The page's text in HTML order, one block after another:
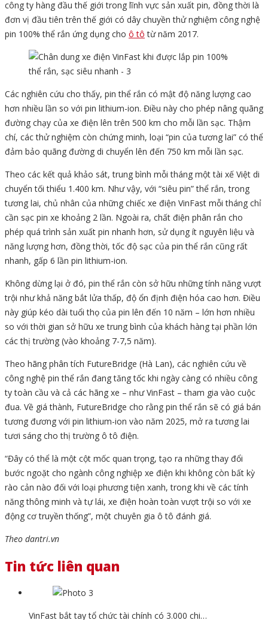
công ty hàng đầu thế giới trong lĩnh vực sản xuất pin, đồng thời là
đơn vị đầu tiên trên thế giới có dây chuyền thử nghiệm công nghệ
pin 100% thể rắn ứng dụng cho ô tô từ năm 2017.
Các nghiên cứu cho thấy, pin thể rắn có mật độ năng lượng cao
hơn nhiều lần so với pin lithium-ion. Điều này cho phép nâng quãng
đường chạy của xe điện lên trên 500 km cho mỗi lần sạc. Thậm
chí, các thử nghiệm còn chứng minh, loại “pin của tương lai” có thể
đảm bảo quãng đường di chuyển lên đến 750 km mỗi lần sạc.
Theo các kết quả khảo sát, trung bình mỗi tháng một tài xế Việt di
chuyển tối thiểu 1.400 km. Như vậy, với “siêu pin” thể rắn, trong
tương lai, chủ nhân của những chiếc xe điện VinFast mỗi tháng chỉ
cần sạc pin xe khoảng 2 lần. Ngoài ra, chất điện phân rắn cho
phép quá trình sản xuất pin nhanh hơn, sử dụng ít nguyên liệu và
năng lượng hơn, đồng thời, tốc độ sạc của pin thể rắn cũng rất
nhanh, gấp 6 lần pin lithium-ion.
Không dừng lại ở đó, pin thể rắn còn sở hữu những tính năng vượt
trội như khả năng bắt lửa thấp, độ ổn định điện hóa cao hơn. Điều
này giúp kéo dài tuổi thọ của pin lên đến 10 năm – lớn hơn nhiều
so với thời gian sở hữu xe trung bình của khách hàng tại phần lớn
các thị trường (vào khoảng 7-7,5 năm).
Theo hãng phân tích FutureBridge (Hà Lan), các nghiên cứu về
công nghệ pin thể rắn đang tăng tốc khi ngày càng có nhiều công
ty toàn cầu và cả các hãng xe – như VinFast – tham gia vào cuộc
đua. Về giá thành, FutureBridge cho rằng pin thể rắn sẽ có giá bán
tương đương với pin lithium-ion vào năm 2025, mở ra tương lai
tươi sáng cho thị trường ô tô điện.
“Đây có thể là một cột mốc quan trọng, tạo ra những thay đổi
bước ngoặt cho ngành công nghiệp xe điện khi không còn bất kỳ
rào cản nào đối với loại phương tiện xanh, trong khi về các tính
năng thông minh và tự lái, xe điện hoàn toàn vượt trội so với xe
động cơ truyền thống”, một chuyên gia ô tô đánh giá.
Theo dantri.vn
Tin tức liên quan
VinFast bắt tay tổ chức tài chính có 3.000 chi…